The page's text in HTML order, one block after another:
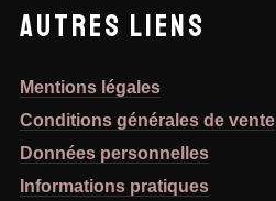
AUTRES LIENS
Mentions légales
Conditions générales de vente
Données personnelles
Informations pratiques